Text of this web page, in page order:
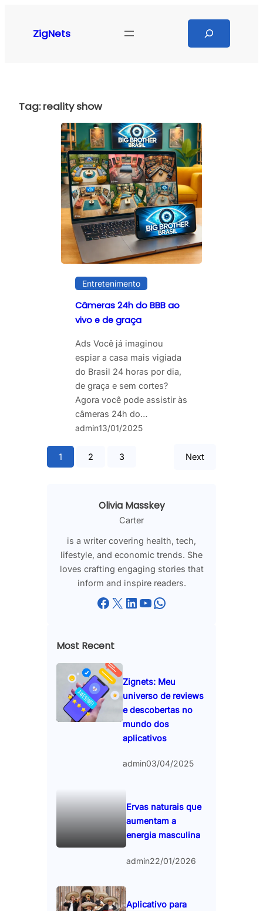
ZigNets
Tag:reality show
Entretenimento
Câmeras 24h do BBB ao
vivo e de graça
Ads Você já imaginou
espiar a casa mais vigiada
do Brasil 24 horas por dia,
de graça e sem cortes?
Agora você pode assistir às
câmeras 24h do…
admin13/01/2025
1 2 3 Next
Olivia Masskey
Carter
is a writer covering health, tech,
lifestyle, and economic trends. She
loves crafting engaging stories that
inform and inspire readers.
Facebook X LinkedIn YouTube WhatsApp
Most Recent
Zignets: Meu
universo de reviews
e descobertas no
mundo dos
aplicativos
admin03/04/2025
Ervas naturais que
aumentam a
energia masculina
admin22/01/2026
Aplicativo para